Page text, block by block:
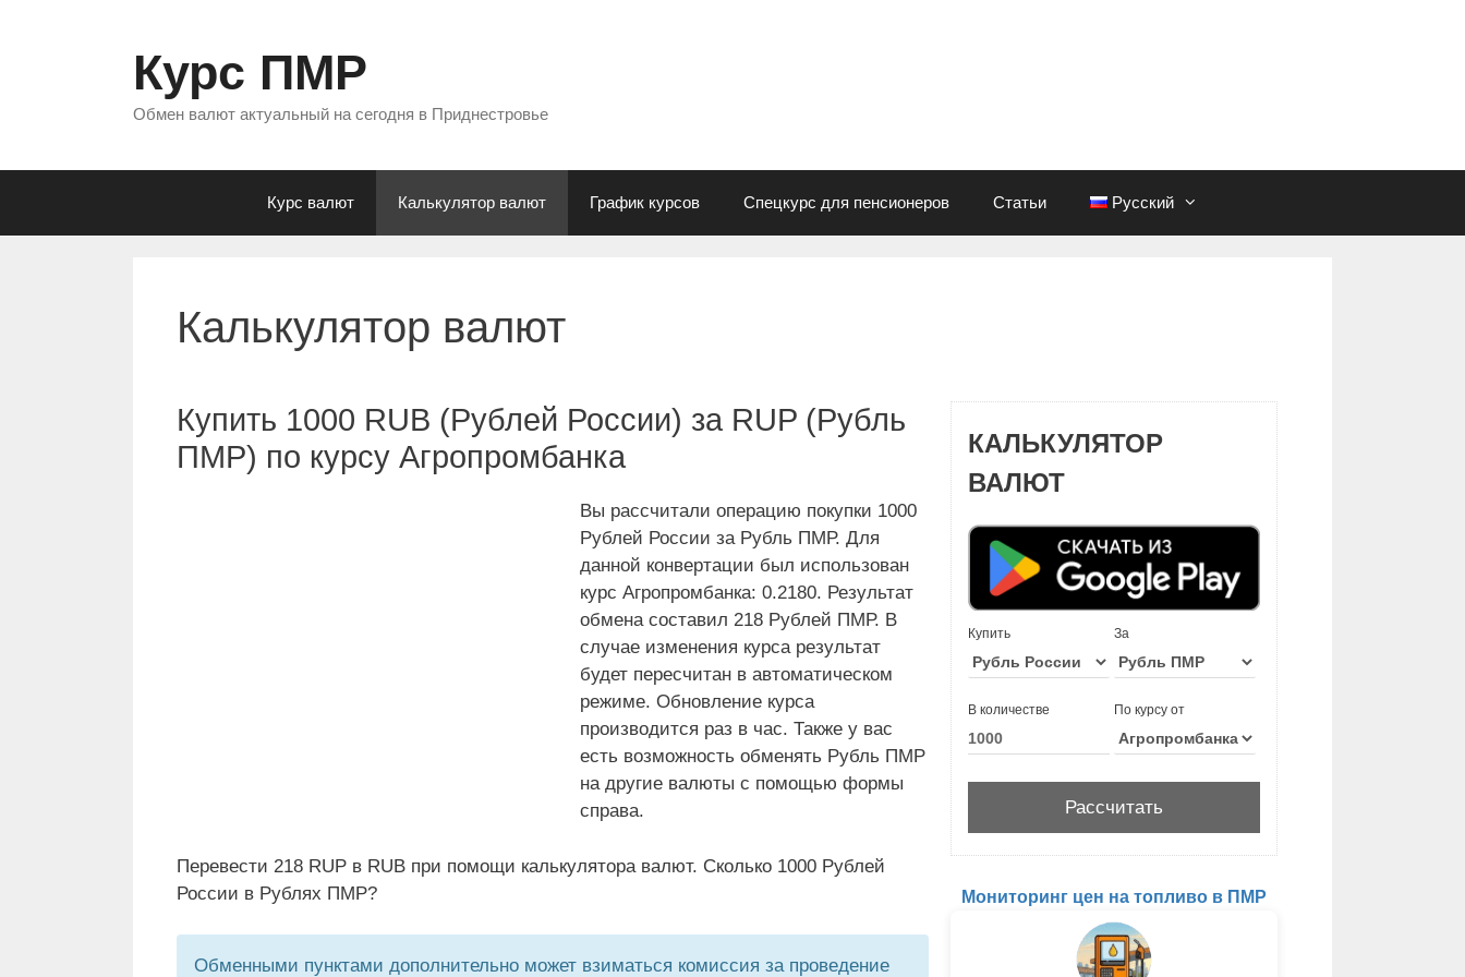
Курс ПМР
Обмен валют актуальный на сегодня в Приднестровье
Курс валют Калькулятор валют График курсов Спецкурс для пенсионеров Статьи Русский
Калькулятор валют
Купить 1000 RUB (Рублей России) за RUP (Рубль
ПМР) по курсу Агропромбанка
Вы рассчитали операцию покупки 1000
Рублей России за Рубль ПМР. Для
данной конвертации был использован
курс Агропромбанка: 0.2180. Результат
обмена составил 218 Рублей ПМР. В
случае изменения курса результат
будет пересчитан в автоматическом
режиме. Обновление курса
производится раз в час. Также у вас
есть возможность обменять Рубль ПМР
на другие валюты с помощью формы
справа.
Перевести 218 RUP в RUB при помощи калькулятора валют. Сколько 1000 Рублей
России в Рублях ПМР?
Обменными пунктами дополнительно может взиматься комиссия за проведение
КАЛЬКУЛЯТОР
ВАЛЮТ
Купить За
В количестве По курсу от
Мониторинг цен на топливо в ПМР